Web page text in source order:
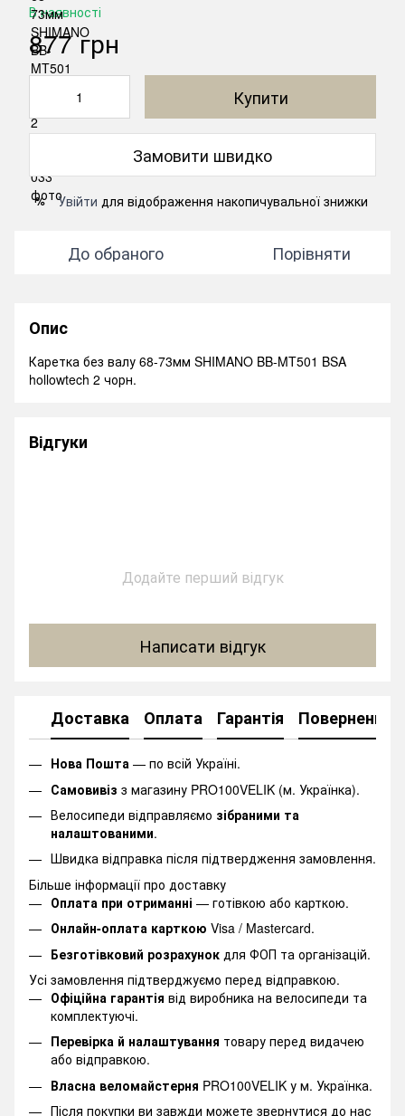
В наявності
877 грн
Купити
Замовити швидко
% Увійти для відображення накопичувальної знижки
До обраного Порівняти
Опис
Каретка без валу 68-73мм SHIMANO BB-MT501 BSA
hollowtech 2 чорн.
Відгуки
Додайте перший відгук
Написати відгук
Доставка Оплата Гарантія Повернення
Нова Пошта — по всій Україні.
Самовивіз з магазину PRO100VELIK (м. Українка).
Велосипеди відправляємо зібраними та
налаштованими.
Швидка відправка після підтвердження замовлення.
Більше інформації про доставку
Оплата при отриманні — готівкою або карткою.
Онлайн-оплата карткою Visa / Mastercard.
Безготівковий розрахунок для ФОП та організацій.
Усі замовлення підтверджуємо перед відправкою.
Офіційна гарантія від виробника на велосипеди та
комплектуючі.
Перевірка й налаштування товару перед видачею
або відправкою.
Власна веломайстерня PRO100VELIK у м. Українка.
Після покупки ви завжди можете звернутися до нас